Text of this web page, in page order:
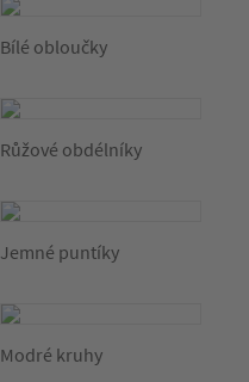
Bílé obloučky
Růžové obdélníky
Jemné puntíky
Modré kruhy